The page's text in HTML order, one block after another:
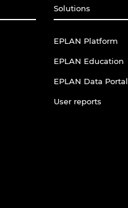
Solutions
EPLAN Platform
EPLAN Education
EPLAN Data Portal
User reports